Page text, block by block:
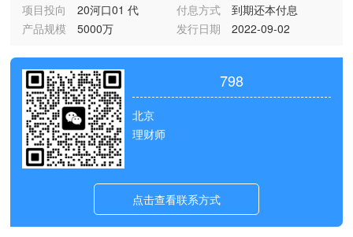
项目投向
20河口01 代
码：166810.SH
付息方式
到期还本付息
产品规模
5000万 发行日期 2022-09-02
798
北京
理财师
点击查看联系方式